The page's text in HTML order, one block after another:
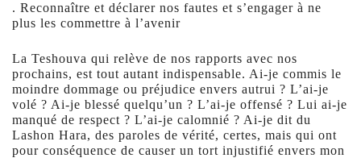
. Reconnaître et déclarer nos fautes et s’engager à ne
plus les commettre à l’avenir
La Teshouva qui relève de nos rapports avec nos
prochains, est tout autant indispensable. Ai-je commis le
moindre dommage ou préjudice envers autrui ? L’ai-je
volé ? Ai-je blessé quelqu’un ? L’ai-je offensé ? Lui ai-je
manqué de respect ? L’ai-je calomnié ? Ai-je dit du
Lashon Hara, des paroles de vérité, certes, mais qui ont
pour conséquence de causer un tort injustifié envers mon